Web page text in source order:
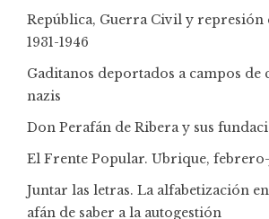
República, Guerra Civil y represión
1931-1946
Gaditanos deportados a campos
nazis
Don Perafán de Ribera y sus
El Frente Popular. Ubrique,
Juntar las letras. La alfabetización
afán de saber a la autogestión